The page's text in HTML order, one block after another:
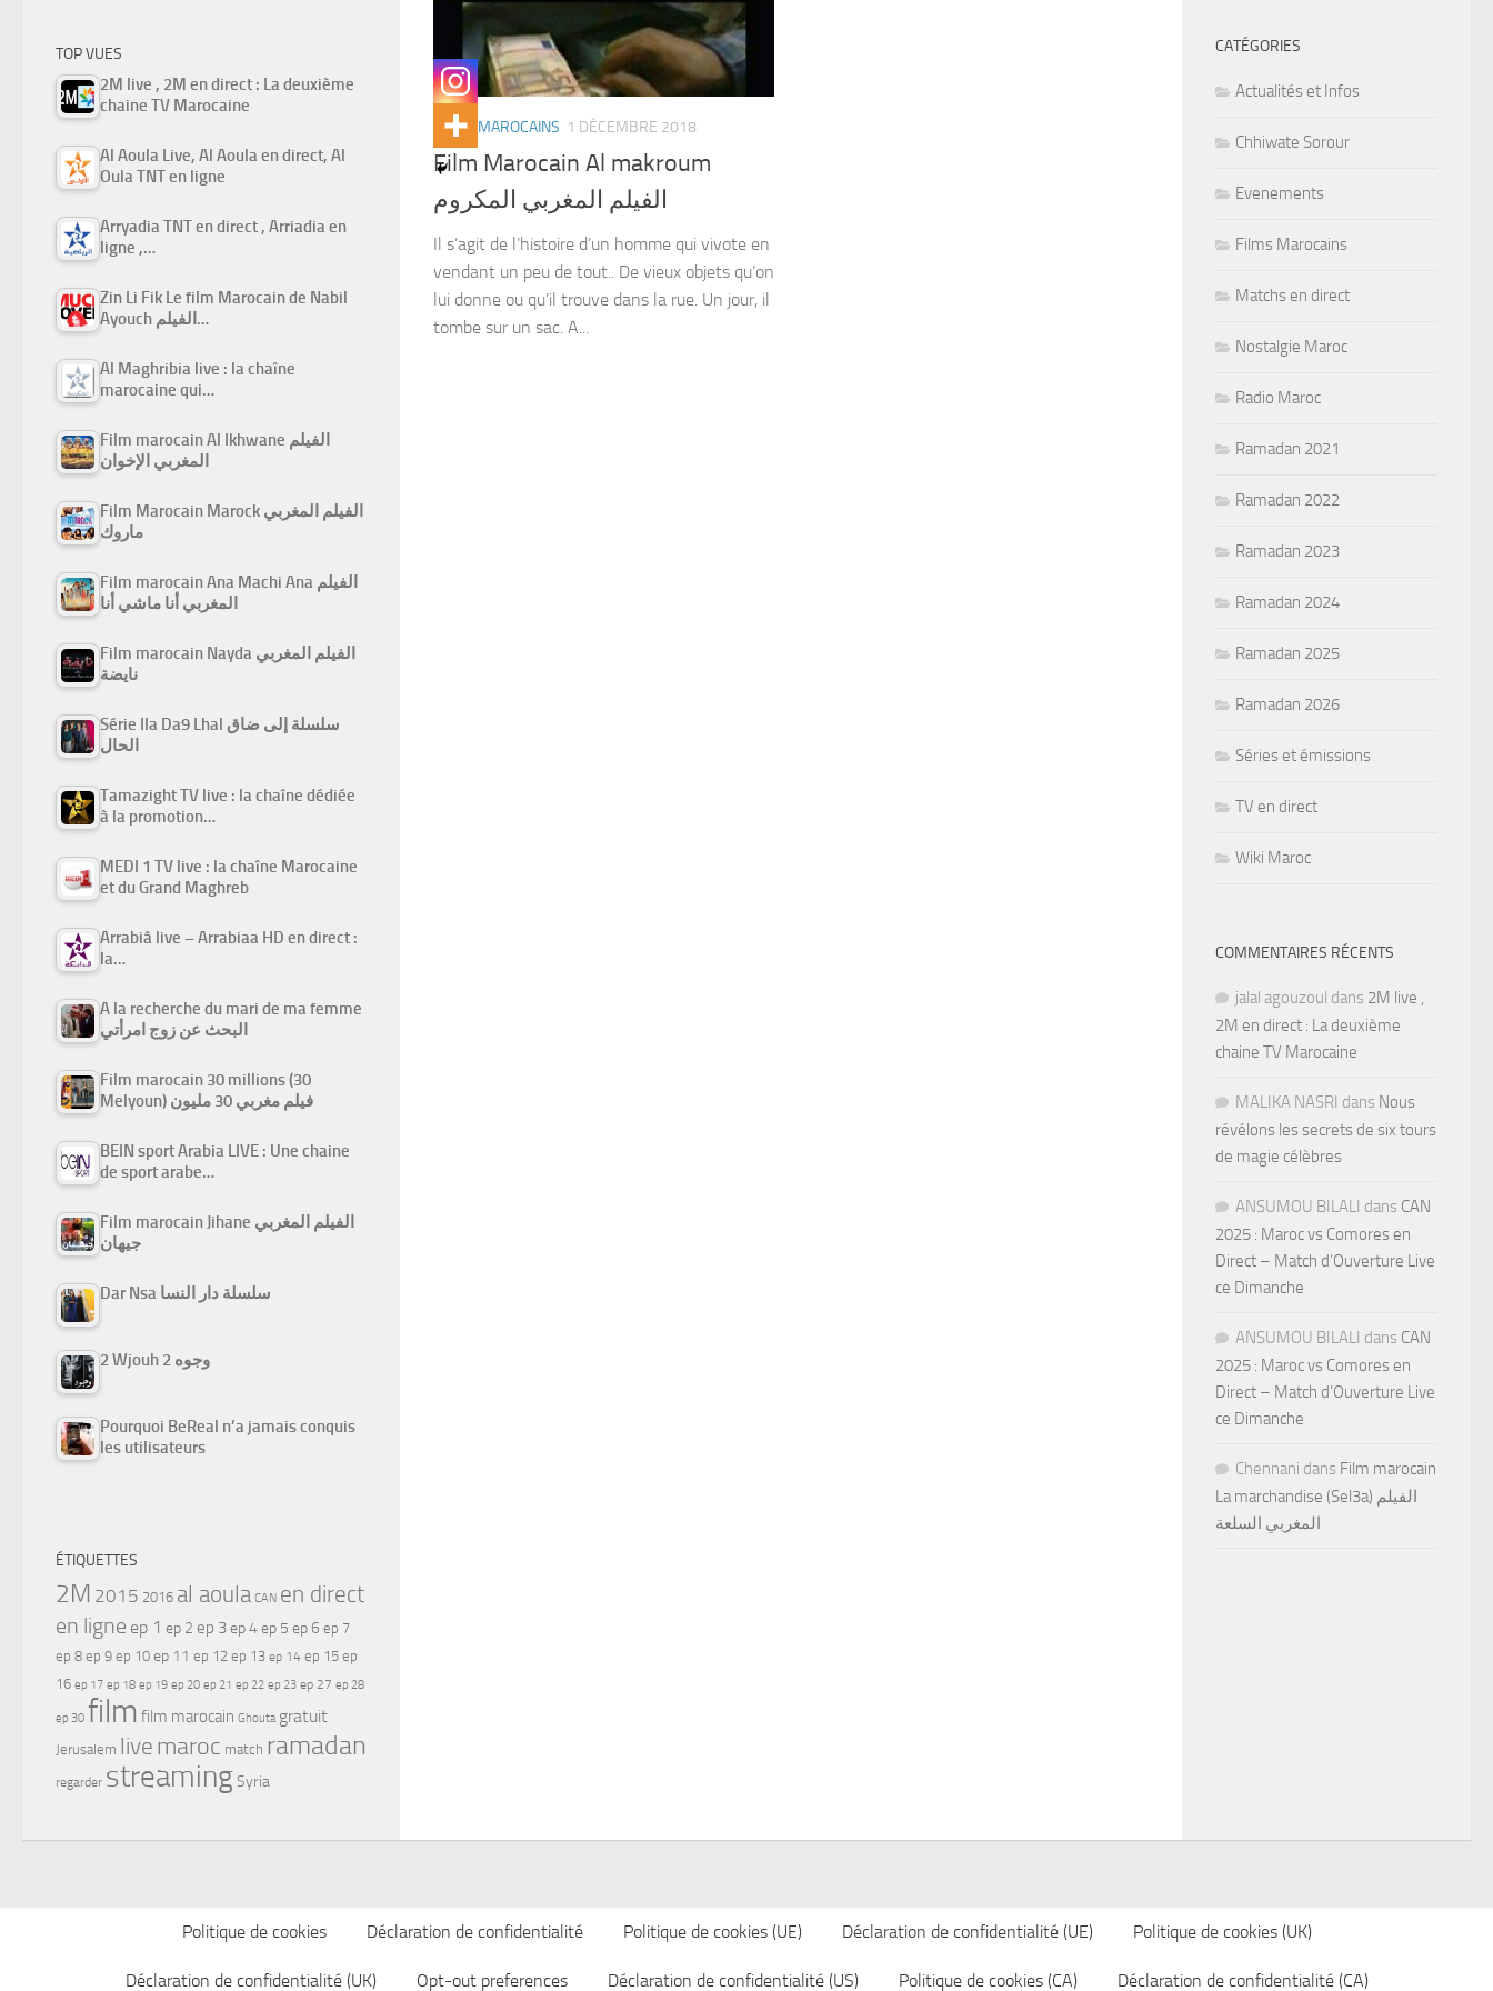
FILMS MAROCAINS 1 DÉCEMBRE 2018
Film Marocain Al makroum
الفيلم المغربي المكروم
Il s’agit de l’histoire d’un homme qui vivote en
vendant un peu de tout.. De vieux objets qu’on
lui donne ou qu’il trouve dans la rue. Un jour, il
tombe sur un sac. A...
TOP VUES
2M live , 2M en direct : La deuxième
chaine TV Marocaine
Al Aoula Live, Al Aoula en direct, Al
Oula TNT en ligne
Arryadia TNT en direct , Arriadia en
ligne ,…
Zin Li Fik Le film Marocain de Nabil
Ayouch الفيلم…
Al Maghribia live : la chaîne
marocaine qui…
Film marocain Al Ikhwane الفيلم
المغربي الإخوان
Film Marocain Marock الفيلم المغربي
ماروك
Film marocain Ana Machi Ana الفيلم
المغربي أنا ماشي أنا
Film marocain Nayda الفيلم المغربي
نايضة
Série Ila Da9 Lhal سلسلة إلى ضاق
الحال
Tamazight TV live : la chaîne dédiée
à la promotion…
MEDI 1 TV live : la chaîne Marocaine
et du Grand Maghreb
Arrabiâ live – Arrabiaa HD en direct :
la…
A la recherche du mari de ma femme
البحث عن زوج امرأتي
Film marocain 30 millions (30
Melyoun) فيلم مغربي 30 مليون
BEIN sport Arabia LIVE : Une chaine
de sport arabe…
Film marocain Jihane الفيلم المغربي
جيهان
Dar Nsa سلسلة دار النسا
2 Wjouh 2 وجوه
Pourquoi BeReal n’a jamais conquis
les utilisateurs
ÉTIQUETTES
2M 2015 2016 al aoula CAN en direct
en ligne ep 1 ep 2 ep 3ep 4ep 5 ep 6 ep 7
ep 8 ep 9 ep 10 ep 11 ep 12 ep 13 ep 14 ep 15 ep
16 ep 17 ep 18 ep 19 ep 20 ep 21 ep 22 ep 23 ep 27 ep 28
ep 30 film film marocain Ghouta gratuit
Jerusalem live maroc match ramadan
regarder streamingSyria
CATÉGORIES
Actualités et Infos
Chhiwate Sorour
Evenements
Films Marocains
Matchs en direct
Nostalgie Maroc
Radio Maroc
Ramadan 2021
Ramadan 2022
Ramadan 2023
Ramadan 2024
Ramadan 2025
Ramadan 2026
Séries et émissions
TV en direct
Wiki Maroc
COMMENTAIRES RÉCENTS
jalal agouzoul dans 2M live ,
2M en direct : La deuxième
chaine TV Marocaine
MALIKA NASRI dans Nous
révélons les secrets de six tours
de magie célèbres
ANSUMOU BILALI dans CAN
2025 : Maroc vs Comores en
Direct – Match d’Ouverture Live
ce Dimanche
ANSUMOU BILALI dans CAN
2025 : Maroc vs Comores en
Direct – Match d’Ouverture Live
ce Dimanche
Chennani dans Film marocain
La marchandise (Sel3a) الفيلم
المغربي السلعة
Politique de cookies Déclaration de confidentialité Politique de cookies (UE) Déclaration de confidentialité (UE) Politique de cookies (UK)
Déclaration de confidentialité (UK) Opt-out preferences Déclaration de confidentialité (US) Politique de cookies (CA) Déclaration de confidentialité (CA)